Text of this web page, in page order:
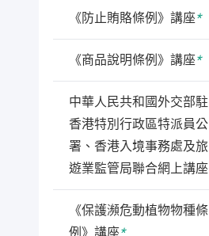
《防止賄賂條例》講座*
《商品說明條例》講座*
中華人民共和國外交部駐
香港特別行政區特派員公
署、香港入境事務處及旅
遊業監管局聯合網上講座
《保護瀕危動植物物種條
例》講座*